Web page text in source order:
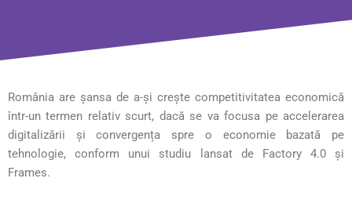
România are șansa de a-și crește competitivitatea economică
într-un termen relativ scurt, dacă se va focusa pe accelerarea
digitalizării și convergența spre o economie bazată pe
tehnologie, conform unui studiu lansat de Factory 4.0 și
Frames.